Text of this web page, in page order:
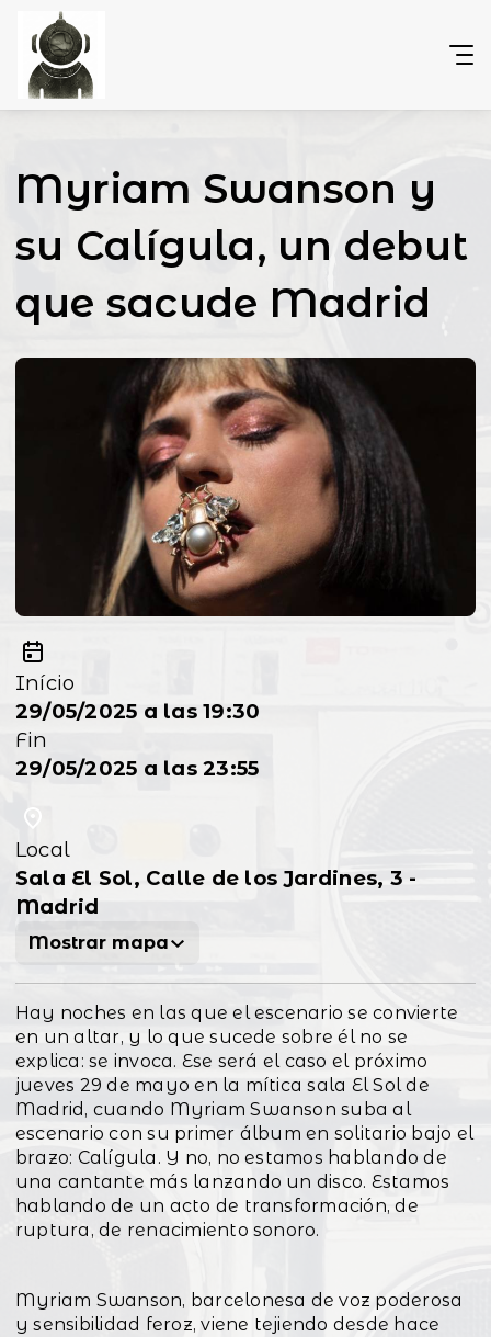
Myriam Swanson y
su Calígula, un debut
que sacude Madrid
Início
29/05/2025 a las 19:30
Fin
29/05/2025 a las 23:55
Local
Sala El Sol, Calle de los Jardines, 3 -
Madrid
Mostrar mapa
Hay noches en las que el escenario se convierte
en un altar, y lo que sucede sobre él no se
explica: se invoca. Ese será el caso el próximo
jueves 29 de mayo en la mítica sala El Sol de
Madrid, cuando Myriam Swanson suba al
escenario con su primer álbum en solitario bajo el
brazo: Calígula. Y no, no estamos hablando de
una cantante más lanzando un disco. Estamos
hablando de un acto de transformación, de
ruptura, de renacimiento sonoro.
Myriam Swanson, barcelonesa de voz poderosa
y sensibilidad feroz, viene tejiendo desde hace